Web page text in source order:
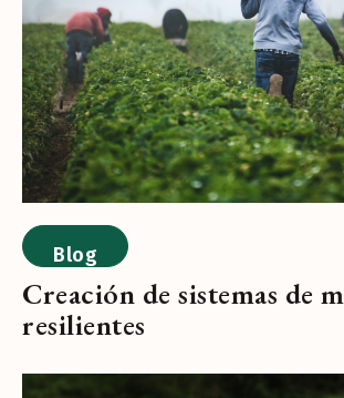
Blog
Creación de sistemas de
resilientes